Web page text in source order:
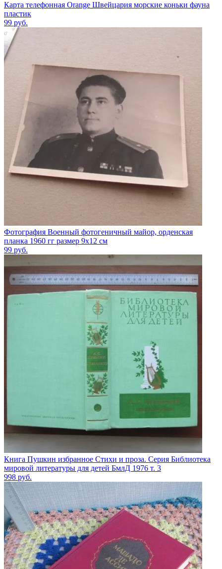
Карта телефонная Orange Швейцария морские коньки фауна
пластик
99 руб.
Фотография Военный фотогеничный майор, орденская
планка 1960 гг размер 9х12 см
99 руб.
Книга Пушкин избранное Стихи и проза. Серия Библиотека
мировой литературы для детей БмлД 1976 т. 3
998 руб.